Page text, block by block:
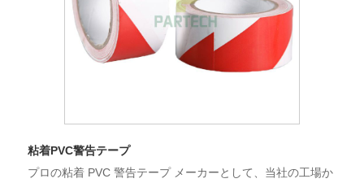
粘着PVC警告テープ
プロの粘着 PVC 警告テープ メーカーとして、当社の工場か